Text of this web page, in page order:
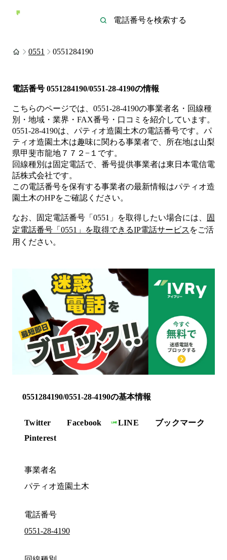
0551 0551284190
電話番号 0551284190/0551-28-4190の情報
こちらのページでは、 0551-28-4190の事業者名・回線種
別・地域・業界・FAX番号・口コミを紹介しています。
0551-28-4190は、 パティオ造園土木の電話番号です。 パ
ティオ造園土木は趣味に関わる事業者で、所在地は山梨
県甲斐市龍地７７２−１ です。
回線種別は固定電話で、番号提供事業者は東日本電信電
話株式会社です。
この電話番号を保有する事業者の最新情報はパティオ造
園土木のHPをご確認ください。
なお、固定電話番号「 0551 」を取得したい場合には、
固
定電話番号「 0551 」を取得できるIP電話サービス をご活
用ください。
0551284190/0551-28-4190の基本情報
Twitter Facebook LINE
ブックマーク
Pinterest
事業者名
パティオ造園土木
電話番号
0551-28-4190